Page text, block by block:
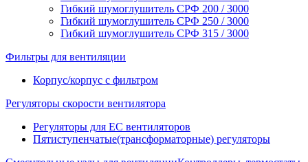
Гибкий шумоглушитель СРФ 200 / 3000
Гибкий шумоглушитель СРФ 250 / 3000
Гибкий шумоглушитель СРФ 315 / 3000
Фильтры для вентиляции
Корпус/корпус с фильтром
Регуляторы скорости вентилятора
Регуляторы для EC вентиляторов
Пятиступенчатые(трансформаторные) регуляторы